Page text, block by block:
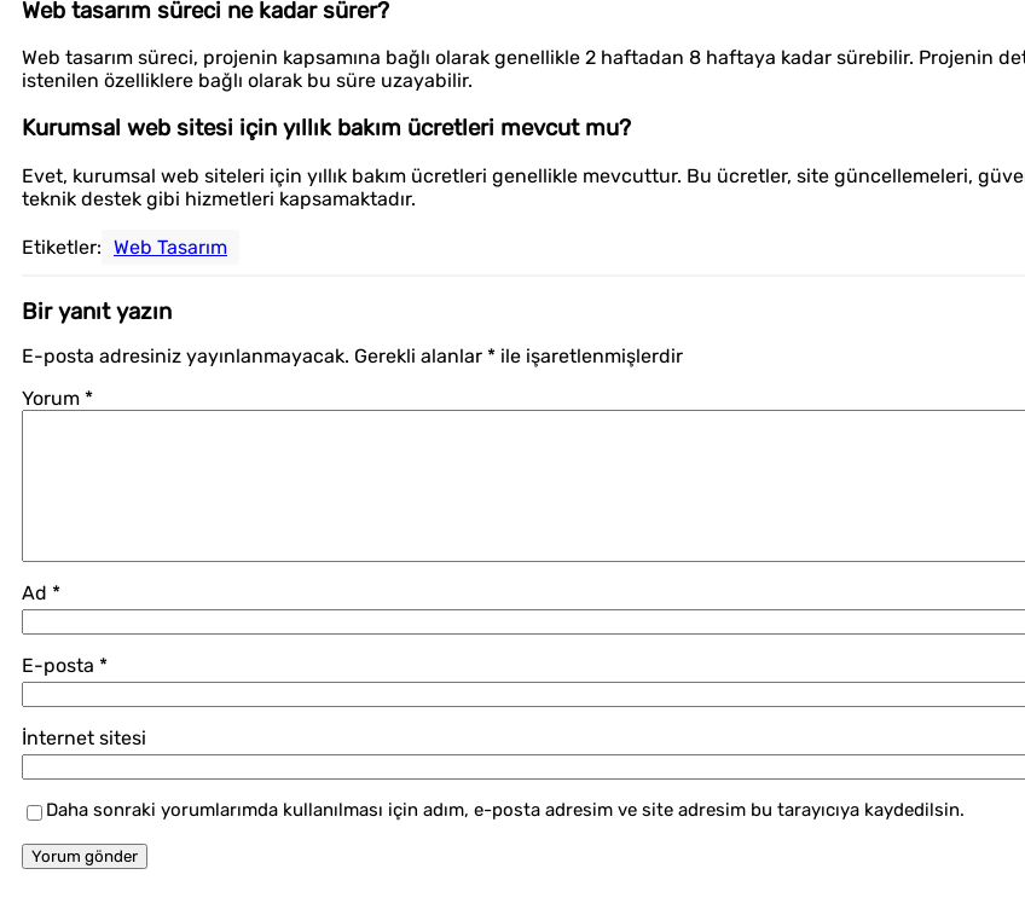
Web tasarım süreci ne kadar sürer?
Web tasarım süreci, projenin kapsamına bağlı olarak genellikle 2 haftadan 8 haftaya kadar sürebilir. Projenin
istenilen özelliklere bağlı olarak bu süre uzayabilir.
Kurumsal web sitesi için yıllık bakım ücretleri mevcut mu?
Evet, kurumsal web siteleri için yıllık bakım ücretleri genellikle mevcuttur. Bu ücretler, site güncellemeleri,
teknik destek gibi hizmetleri kapsamaktadır.
Etiketler: Web Tasarım
Bir yanıt yazın
E-posta adresiniz yayınlanmayacak. Gerekli alanlar * ile işaretlenmişlerdir
Yorum *
Ad *
E-posta *
İnternet sitesi
Daha sonraki yorumlarımda kullanılması için adım, e-posta adresim ve site adresim bu tarayıcıya kaydedilsin.